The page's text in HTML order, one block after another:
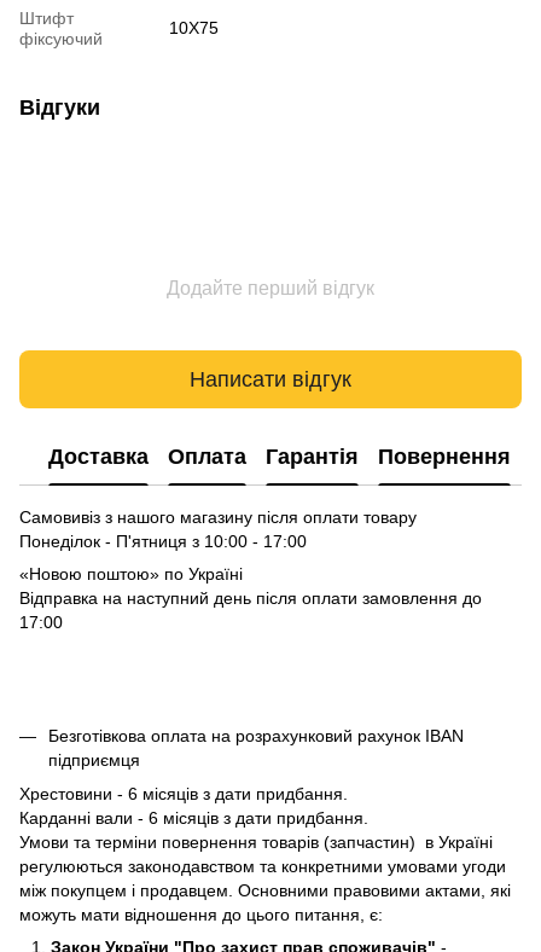
Штифт
фіксуючий
10X75
Відгуки
Додайте перший відгук
Написати відгук
Доставка Оплата Гарантія Повернення
Самовивіз з нашого магазину після оплати товару
Понеділок - П'ятниця з 10:00 - 17:00
«Новою поштою» по Україні
Відправка на наступний день після оплати замовлення до
17:00
Безготівкова оплата на розрахунковий рахунок IBAN
підприємця
Хрестовини - 6 місяців з дати придбання.
Карданні вали - 6 місяців з дати придбання.
Умови та терміни повернення товарів (запчастин) в Україні
регулюються законодавством та конкретними умовами угоди
між покупцем і продавцем. Основними правовими актами, які
можуть мати відношення до цього питання, є:
Закон України "Про захист прав споживачів" -